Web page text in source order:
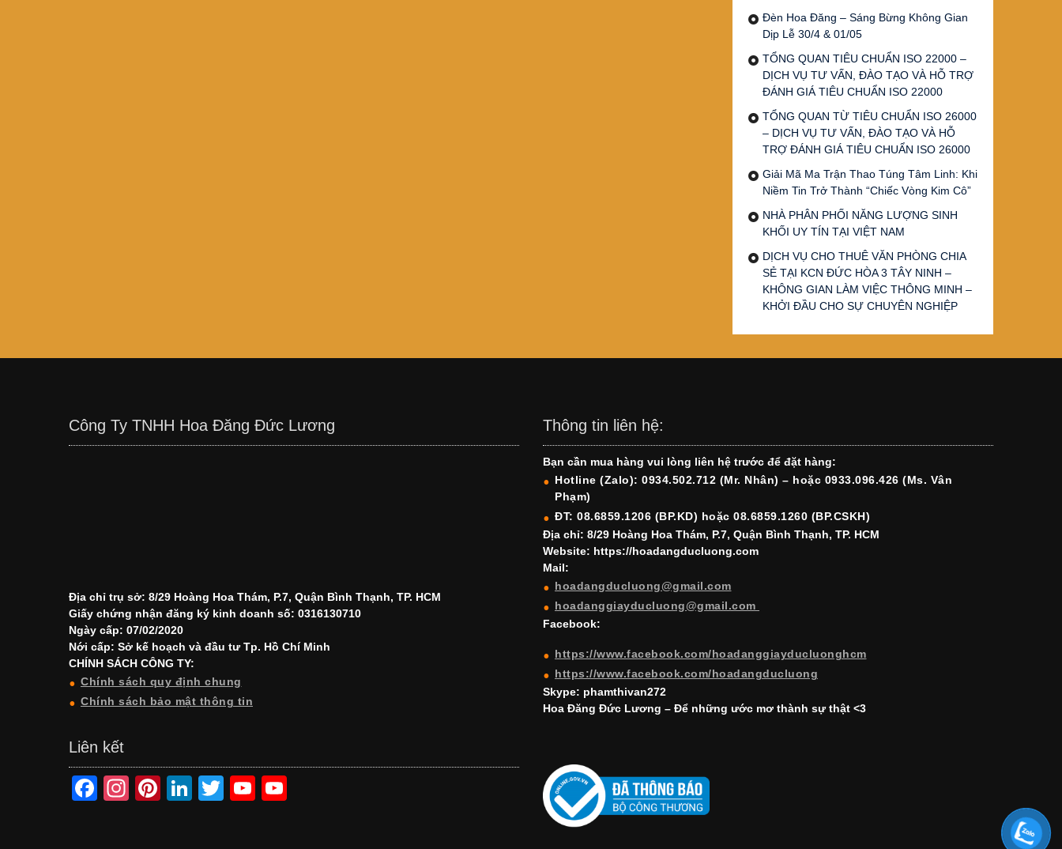
Đèn Hoa Đăng – Sáng Bừng Không Gian
Dịp Lễ 30/4 & 01/05
TỔNG QUAN TIÊU CHUẨN ISO 22000 –
DỊCH VỤ TƯ VẤN, ĐÀO TẠO VÀ HỖ TRỢ
ĐÁNH GIÁ TIÊU CHUẨN ISO 22000
TỔNG QUAN TỪ TIÊU CHUẨN ISO 26000
– DỊCH VỤ TƯ VẤN, ĐÀO TẠO VÀ HỖ
TRỢ ĐÁNH GIÁ TIÊU CHUẨN ISO 26000
Giải Mã Ma Trận Thao Túng Tâm Linh: Khi
Niềm Tin Trở Thành “Chiếc Vòng Kim Cô”
NHÀ PHÂN PHỐI NĂNG LƯỢNG SINH
KHỐI UY TÍN TẠI VIỆT NAM
DỊCH VỤ CHO THUÊ VĂN PHÒNG CHIA
SẺ TẠI KCN ĐỨC HÒA 3 TÂY NINH –
KHÔNG GIAN LÀM VIỆC THÔNG MINH –
KHỞI ĐẦU CHO SỰ CHUYÊN NGHIỆP
Công Ty TNHH Hoa Đăng Đức Lương
Địa chỉ trụ sở: 8/29 Hoàng Hoa Thám, P.7, Quận Bình Thạnh, TP. HCM
Giấy chứng nhận đăng ký kinh doanh số: 0316130710
Ngày cấp: 07/02/2020
Nới cấp: Sở kế hoạch và đầu tư Tp. Hồ Chí Minh
CHÍNH SÁCH CÔNG TY:
Chính sách quy định chung
Chính sách bảo mật thông tin
Liên kết
F
In
Pi
Li
T
Y
Thông tin liên hệ:
Bạn cần mua hàng vui lòng liên hệ trước để đặt hàng:
Hotline (Zalo): 0934.502.712 (Mr. Nhân) – hoặc 0933.096.426 (Ms. Vân
Phạm)
ĐT: 08.6859.1206 (BP.KD) hoặc 08.6859.1260 (BP.CSKH)
Địa chỉ: 8/29 Hoàng Hoa Thám, P.7, Quận Bình Thạnh, TP. HCM
Website: https://hoadangducluong.com
Mail:
hoadangducluong@gmail.com
hoadanggiayducluong@gmail.com
Facebook:
https://www.facebook.com/hoadanggiayducluonghcm
https://www.facebook.com/hoadangducluong
Skype: phamthivan272
Hoa Đăng Đức Lương – Để những ước mơ thành sự thật <3